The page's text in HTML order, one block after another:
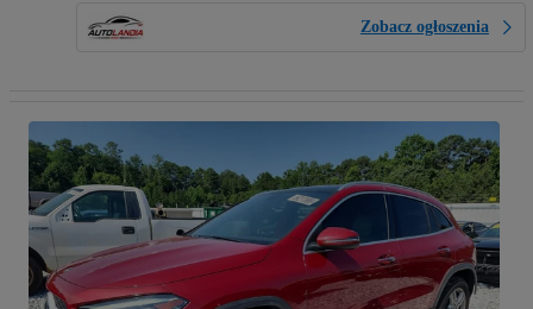
Zobacz ogłoszenia